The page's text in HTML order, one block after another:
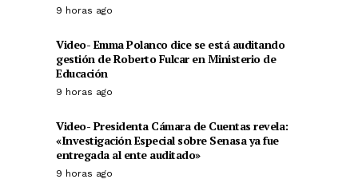
9 horas ago
Video- Emma Polanco dice se está auditando
gestión de Roberto Fulcar en Ministerio de
Educación
9 horas ago
Video- Presidenta Cámara de Cuentas revela:
«Investigación Especial sobre Senasa ya fue
entregada al ente auditado»
9 horas ago